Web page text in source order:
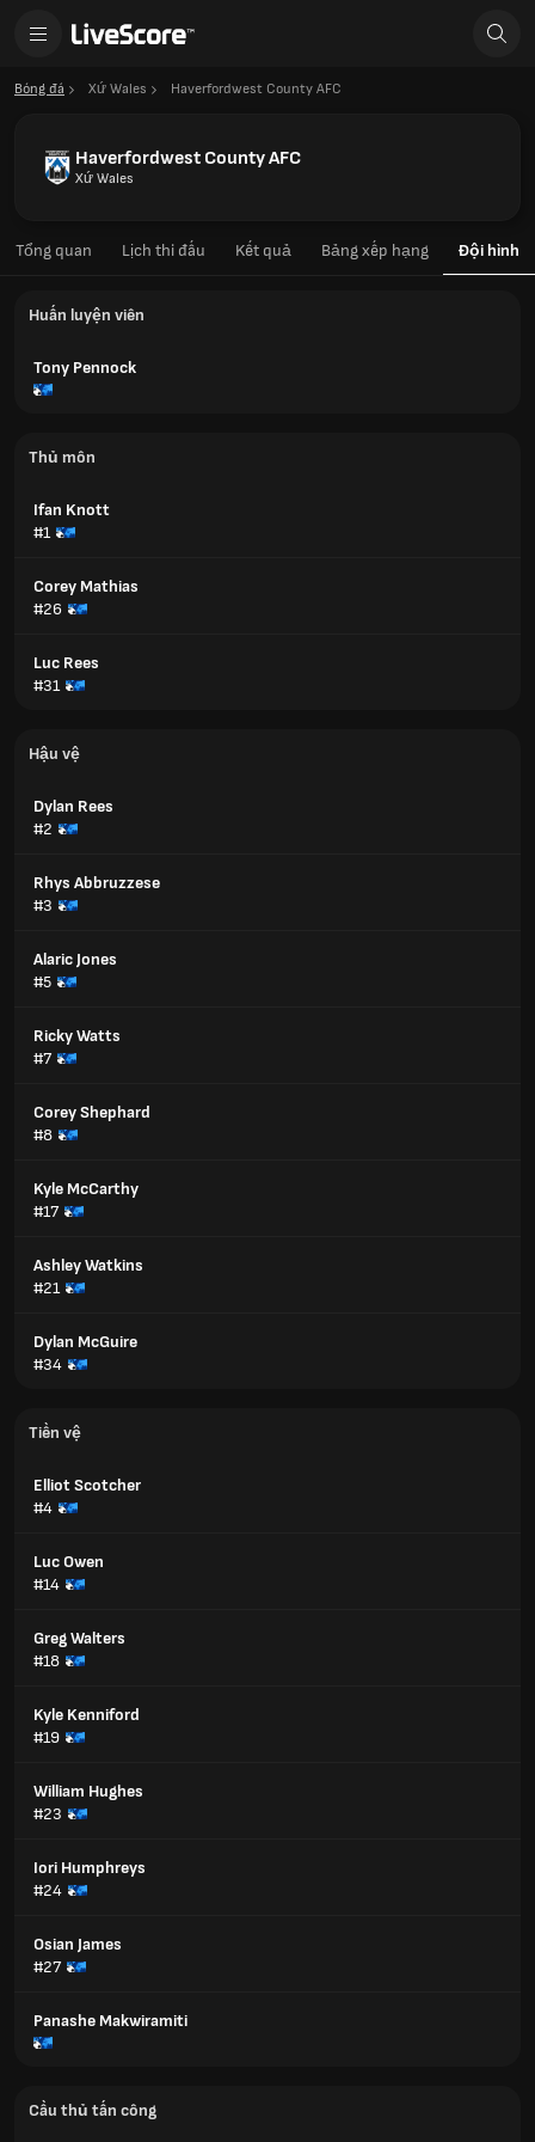
Bóng đá Xứ Wales Haverfordwest County AFC
Haverfordwest County AFC
Xứ Wales
Tổng quan Lịch thi đấu Kết quả Bảng xếp hạng Đội hình
Huấn luyện viên
Tony Pennock
Thủ môn
Ifan Knott
#1
Corey Mathias
#26
Luc Rees
#31
Hậu vệ
Dylan Rees
#2
Rhys Abbruzzese
#3
Alaric Jones
#5
Ricky Watts
#7
Corey Shephard
#8
Kyle McCarthy
#17
Ashley Watkins
#21
Dylan McGuire
#34
Tiền vệ
Elliot Scotcher
#4
Luc Owen
#14
Greg Walters
#18
Kyle Kenniford
#19
William Hughes
#23
Iori Humphreys
#24
Osian James
#27
Panashe Makwiramiti
Cầu thủ tấn công